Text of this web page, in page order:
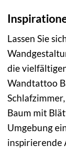
Lassen Sie
die
Wandtattoo
Baum mit
Umgebung
inspirierende